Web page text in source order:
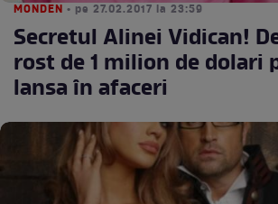
MONDEN • pe 27.02.2017 la 23:59
Secretul Alinei Vidican!
rost de 1 milion de dolari
lansa în afaceri